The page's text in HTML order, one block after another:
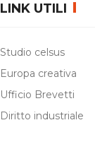
LINK UTILI
Studio celsus
Europa creativa
Ufficio Brevetti
Diritto industriale